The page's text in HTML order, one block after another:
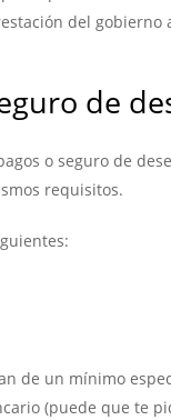
del gobierno
de
o seguro de
requisitos.
de un mínimo
(puede que te